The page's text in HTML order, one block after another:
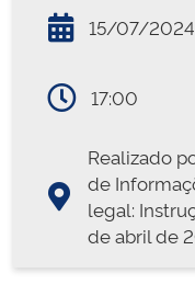
15/07/2024
17:00
Realizado
de
legal:
de abril de